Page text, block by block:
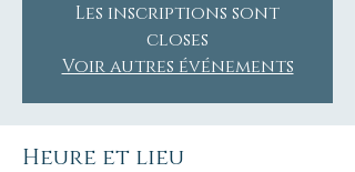
Les inscriptions sont
closes
Voir autres événements
Heure et lieu